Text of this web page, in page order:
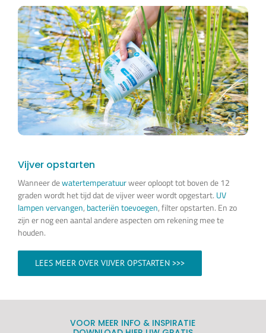
Vijver opstarten
Wanneer dewatertemperatuurweer oploopt tot boven de 12
graden wordt het tijd dat de vijver weer wordt opgestart. UV
lampen vervangen, bacteriën toevoegen, filter opstarten. En zo
zijn er nog een aantal andere aspecten om rekening mee te
houden.
LEES MEER OVER VIJVER OPSTARTEN >>>
VOOR MEER INFO & INSPIRATIE